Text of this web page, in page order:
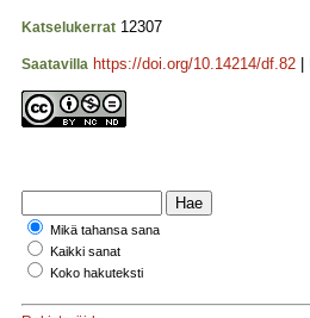
Katselukerrat 12307
Saatavilla https://doi.org/10.14214/df.82
Mikä tahansa sana
Kaikki sanat
Koko hakuteksti